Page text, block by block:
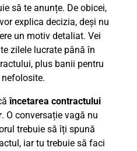
să te anunțe. De obicei,
explica decizia, deși nu
un motiv detaliat. Vei
zilele lucrate până în
plus banii pentru
încetarea contractului
. O conversație vagă nu
trebuie să îți spună
iar tu trebuie să faci